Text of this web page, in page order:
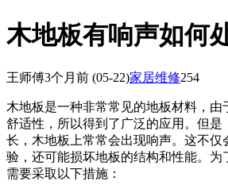
木地板有响声如何
王师傅3个月前 (05-22)家居维修254
木地板是一种非常常见的地板材料，由
舒适性，所以得到了广泛的应用。但是
长，木地板上常常会出现响声。这不仅
验，还可能损坏地板的结构和性能。为
需要采取以下措施：